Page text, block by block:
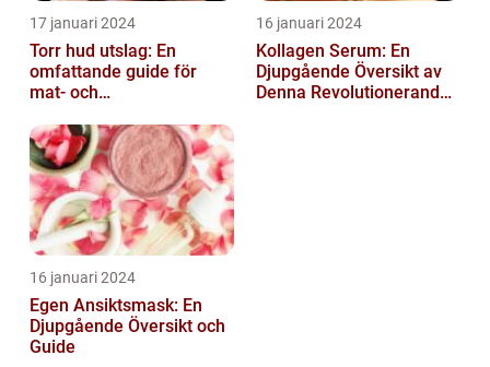
17 januari 2024
Torr hud utslag: En
omfattande guide för
mat- och
16 januari 2024
Kollagen Serum: En
Djupgående Översikt av
Denna Revolutionerande
16 januari 2024
Egen Ansiktsmask: En
Djupgående Översikt och
Guide